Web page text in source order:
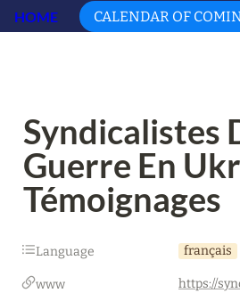
HOME CALENDAR OF
Syndicalistes
Guerre En
Témoignages
Language français
www